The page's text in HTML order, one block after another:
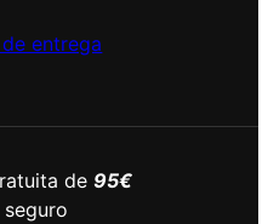
entrega
de 95€
seguro